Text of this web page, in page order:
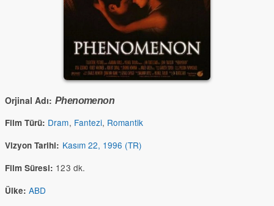
Orjinal Adı: Phenomenon
Film Türü: Dram, Fantezi, Romantik
Vizyon Tarihi: Kasım 22, 1996 (TR)
Film Süresi: 123 dk.
Ülke: ABD